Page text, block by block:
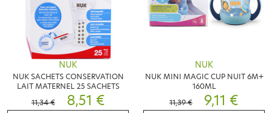
NUK
NUK SACHETS CONSERVATION
LAIT MATERNEL 25 SACHETS
11,34 €
8,51 €
NUK
NUK MINI MAGIC CUP NUIT 6M+
160ML
11,39 €
9,11 €